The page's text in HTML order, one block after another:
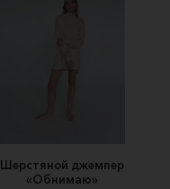
Шерстяной джемпер
«Обнимаю»